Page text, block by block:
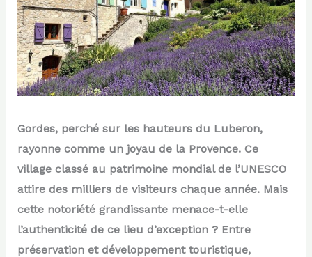
Gordes, perché sur les hauteurs du Luberon,
rayonne comme un joyau de la Provence. Ce
village classé au patrimoine mondial de l’UNESCO
attire des milliers de visiteurs chaque année. Mais
cette notoriété grandissante menace-t-elle
l’authenticité de ce lieu d’exception ? Entre
préservation et développement touristique,